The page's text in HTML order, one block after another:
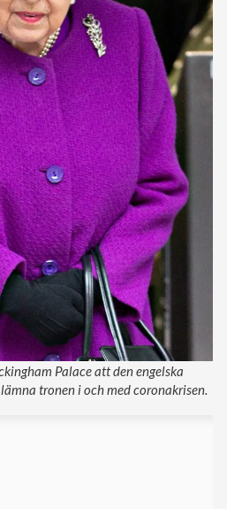
Palace att den engelska
tronen i och med coronakrisen.